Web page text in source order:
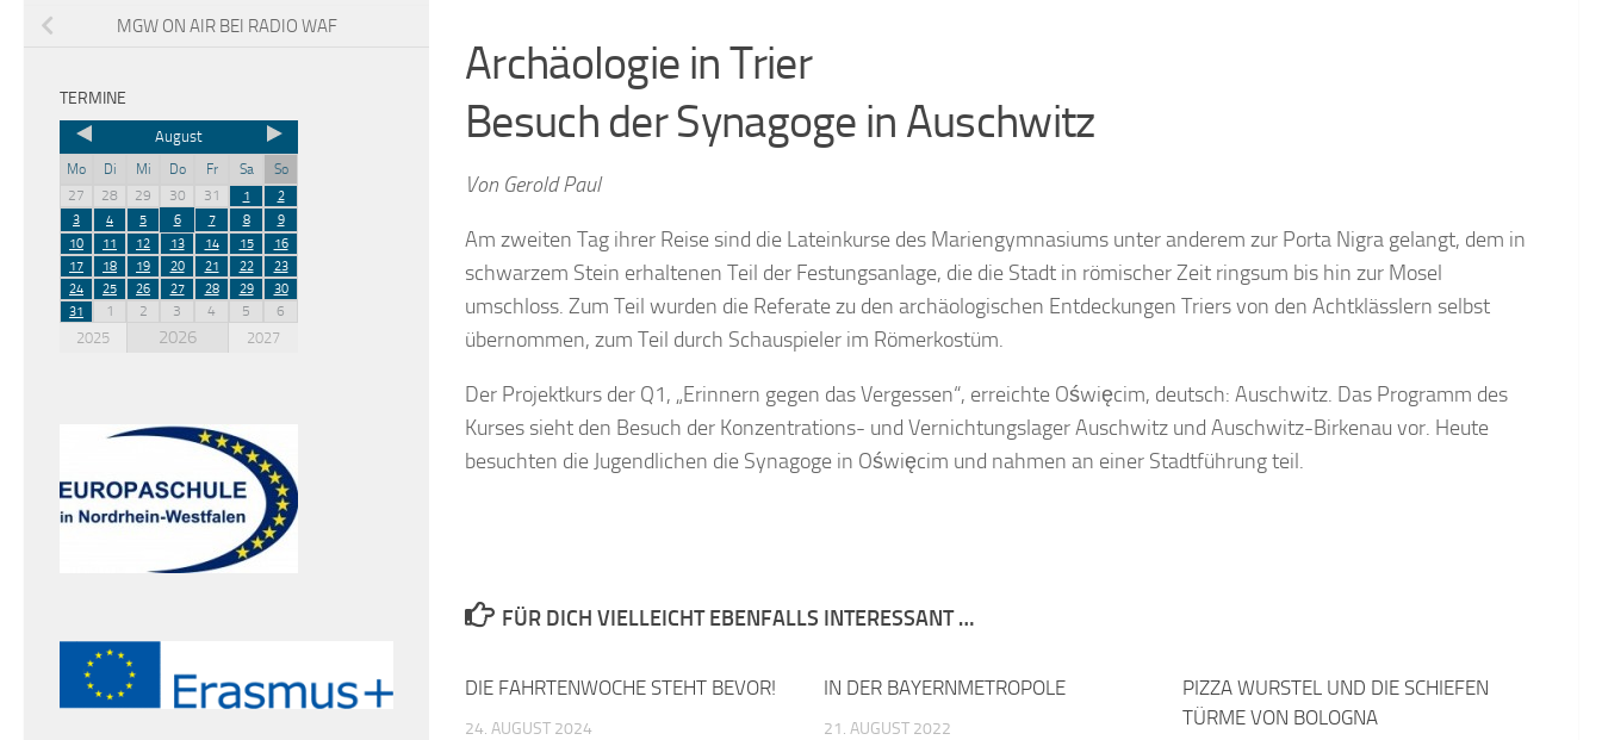
Archäologie in Trier
Besuch der Synagoge in Auschwitz
Von Gerold Paul
Am zweiten Tag ihrer Reise sind die Lateinkurse des Mariengymnasiums unter anderem zur Porta Nigra gelangt, dem in
schwarzem Stein erhaltenen Teil der Festungsanlage, die die Stadt in römischer Zeit ringsum bis hin zur Mosel
umschloss. Zum Teil wurden die Referate zu den archäologischen Entdeckungen Triers von den Achtklässlern selbst
übernommen, zum Teil durch Schauspieler im Römerkostüm.
Der Projektkurs der Q1, „Erinnern gegen das Vergessen“, erreichte Oświęcim, deutsch: Auschwitz. Das Programm des
Kurses sieht den Besuch der Konzentrations- und Vernichtungslager Auschwitz und Auschwitz-Birkenau vor. Heute
besuchten die Jugendlichen die Synagoge in Oświęcim und nahmen an einer Stadtführung teil.
FÜR DICH VIELLEICHT EBENFALLS INTERESSANT …
DIE FAHRTENWOCHE STEHT BEVOR!
24. AUGUST 2024
IN DER BAYERNMETROPOLE
21. AUGUST 2022
PIZZA WURSTEL UND DIE SCHIEFEN
TÜRME VON BOLOGNA
MGW ON AIR BEI RADIO WAF
TERMINE
August
Mo Di Mi Do Fr Sa
So
27
28 29 30 31 1
2
3
4 5 6 7 8
9
10
11 12 13 14 15
16
17
18 19 20 21 22
23
24
25 26 27 28 29
30
31
1 2 3 4 5 6
2025 2026 2027